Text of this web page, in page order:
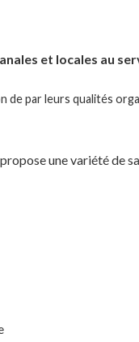
et locales au
de par leurs qualités
une variété de